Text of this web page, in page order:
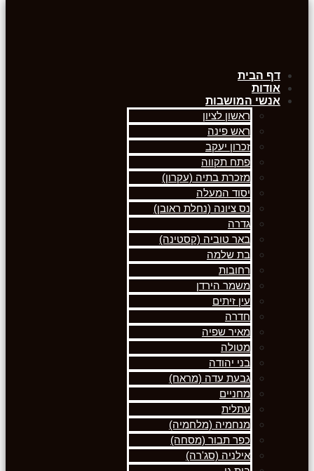
דף הבית
אודות
אנשי המושבות
ראשון לציון
ראש פינה
זכרון יעקב
פתח תקווה
מזכרת בתיה (עקרון)
יסוד המעלה
נס ציונה (נחלת ראובן)
גדרה
באר טוביה (קסטינה)
בת שלמה
רחובות
משמר הירדן
עין זיתים
חדרה
מאיר שפיה
מטולה
בני יהודה
גבעת עדה (מראח)
מחניים
עתלית
מנחמיה (מלחמיה)
כפר תבור (מסחה)
אילניה (סג'רה)